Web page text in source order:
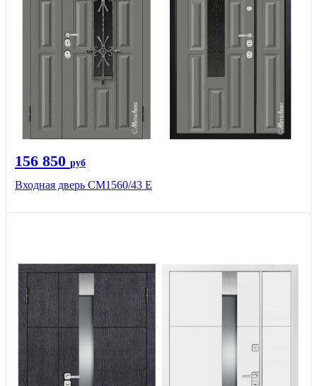
156 850 руб
Входная дверь СМ1560/43 Е